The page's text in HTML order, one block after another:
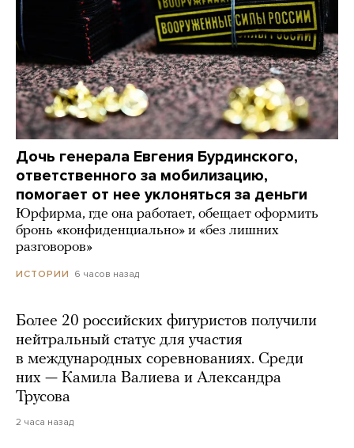
Дочь генерала Евгения Бурдинского,
ответственного за мобилизацию,
помогает от нее уклоняться за деньги
Юрфирма, где она работает, обещает оформить
бронь «конфиденциально» и «без лишних
разговоров»
ИСТОРИИ 6 часов назад
Более 20 российских фигуристов получили
нейтральный статус для участия
в международных соревнованиях. Среди
них — Камила Валиева и Александра
Трусова
2 часа назад